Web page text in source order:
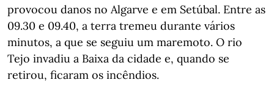
provocou danos no Algarve e em Setúbal. Entre as
09.30 e 09.40, a terra tremeu durante vários
minutos, a que se seguiu um maremoto. O rio
Tejo invadiu a Baixa da cidade e, quando se
retirou, ficaram os incêndios.